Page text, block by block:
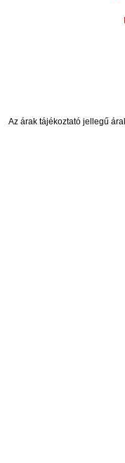
Az árak tájékoztató jellegű